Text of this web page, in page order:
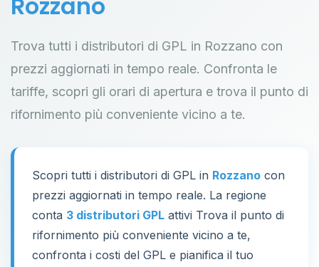
Trova tutti i distributori di GPL in Rozzano con
prezzi aggiornati in tempo reale. Confronta le
tariffe, scopri gli orari di apertura e trova il punto di
rifornimento più conveniente vicino a te.
Scopri tutti i distributori di GPL in Rozzano con
prezzi aggiornati in tempo reale. La regione
conta 3 distributori GPL attivi Trova il punto di
rifornimento più conveniente vicino a te,
confronta i costi del GPL e pianifica il tuo